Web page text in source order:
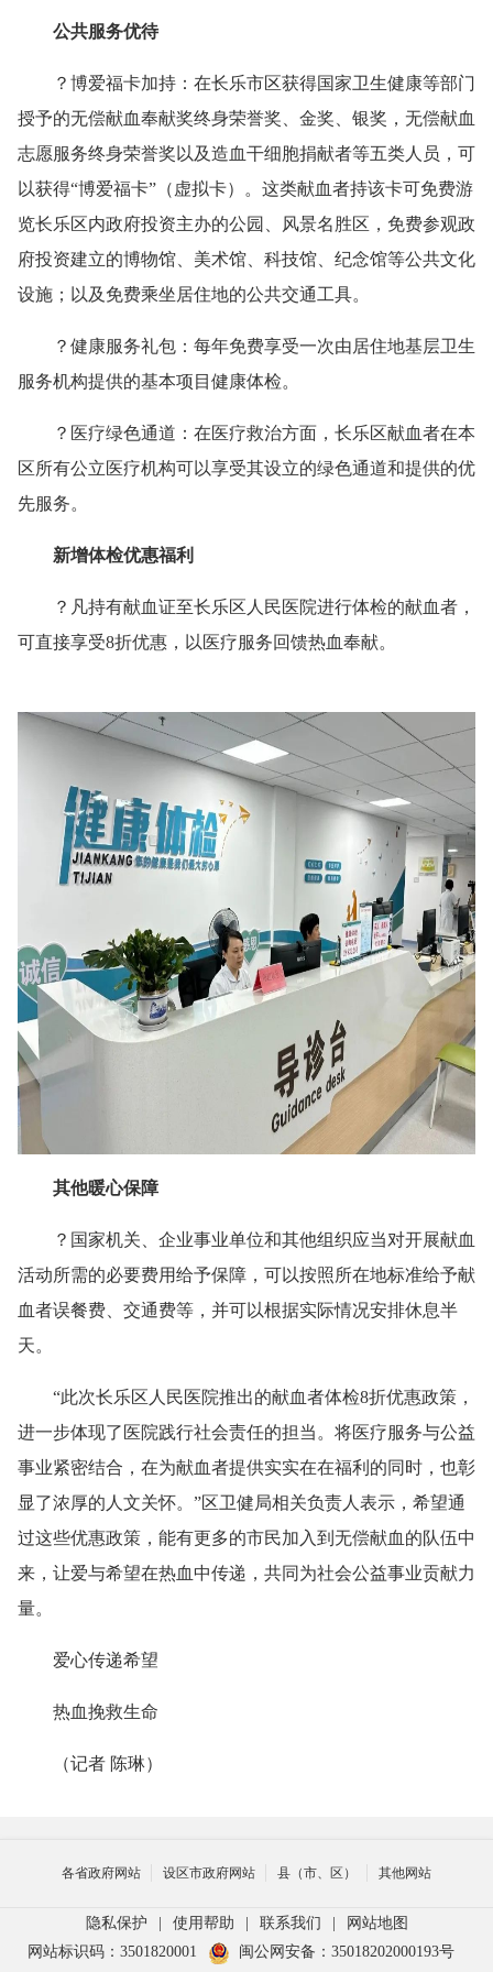
公共服务优待
？博爱福卡加持：在长乐市区获得国家卫生健康等部门
授予的无偿献血奉献奖终身荣誉奖、金奖、银奖，无偿献血
志愿服务终身荣誉奖以及造血干细胞捐献者等五类人员，可
以获得“博爱福卡”（虚拟卡）。这类献血者持该卡可免费游
览长乐区内政府投资主办的公园、风景名胜区，免费参观政
府投资建立的博物馆、美术馆、科技馆、纪念馆等公共文化
设施；以及免费乘坐居住地的公共交通工具。
？健康服务礼包：每年免费享受一次由居住地基层卫生
服务机构提供的基本项目健康体检。
？医疗绿色通道：在医疗救治方面，长乐区献血者在本
区所有公立医疗机构可以享受其设立的绿色通道和提供的优
先服务。
新增体检优惠福利
？凡持有献血证至长乐区人民医院进行体检的献血者，
可直接享受8折优惠，以医疗服务回馈热血奉献。
其他暖心保障
？国家机关、企业事业单位和其他组织应当对开展献血
活动所需的必要费用给予保障，可以按照所在地标准给予献
血者误餐费、交通费等，并可以根据实际情况安排休息半
天。
“此次长乐区人民医院推出的献血者体检8折优惠政策，
进一步体现了医院践行社会责任的担当。将医疗服务与公益
事业紧密结合，在为献血者提供实实在在福利的同时，也彰
显了浓厚的人文关怀。”区卫健局相关负责人表示，希望通
过这些优惠政策，能有更多的市民加入到无偿献血的队伍中
来，让爱与希望在热血中传递，共同为社会公益事业贡献力
量。
爱心传递希望
热血挽救生命
（记者 陈琳）
各省政府网站 设区市政府网站 县（市、区） 其他网站
隐私保护 使用帮助 联系我们
网站地图
网站标识码：3501820001
闽公网安备：35018202000193号